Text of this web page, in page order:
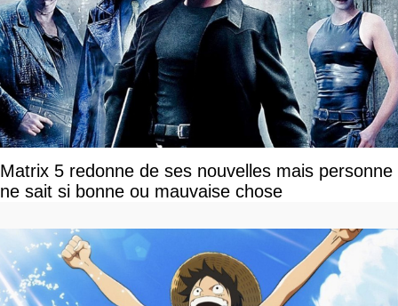
Matrix 5 redonne de ses nouvelles mais personne
ne sait si bonne ou mauvaise chose